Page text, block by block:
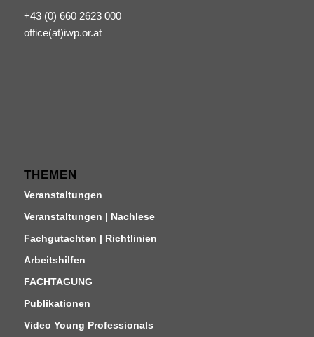
+43 (0) 660 2623 000
office(at)iwp.or.at
THEMEN
Veranstaltungen
Veranstaltungen | Nachlese
Fachgutachten | Richtlinien
Arbeitshilfen
FACHTAGUNG
Publikationen
Video Young Professionals